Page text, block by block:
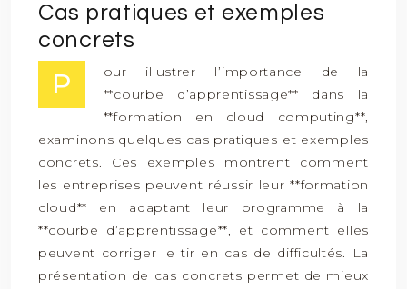
Cas pratiques et exemples
concrets
P
our illustrer l’importance de la
**courbe d’apprentissage** dans la
**formation en cloud computing**,
examinons quelques cas pratiques et exemples
concrets. Ces exemples montrent comment
les entreprises peuvent réussir leur **formation
cloud** en adaptant leur programme à la
**courbe d’apprentissage**, et comment elles
peuvent corriger le tir en cas de difficultés. La
présentation de cas concrets permet de mieux